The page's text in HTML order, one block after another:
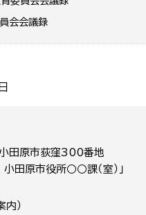
会会議録
田原市荻窪300番地
田原市役所○○課（室）」
）